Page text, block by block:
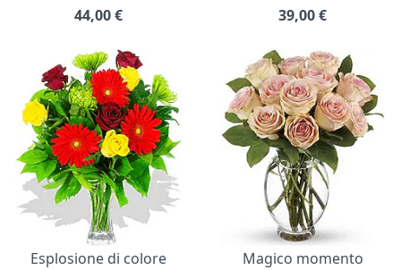
44,00€
39,00€
Esplosione di colore
Magico momento